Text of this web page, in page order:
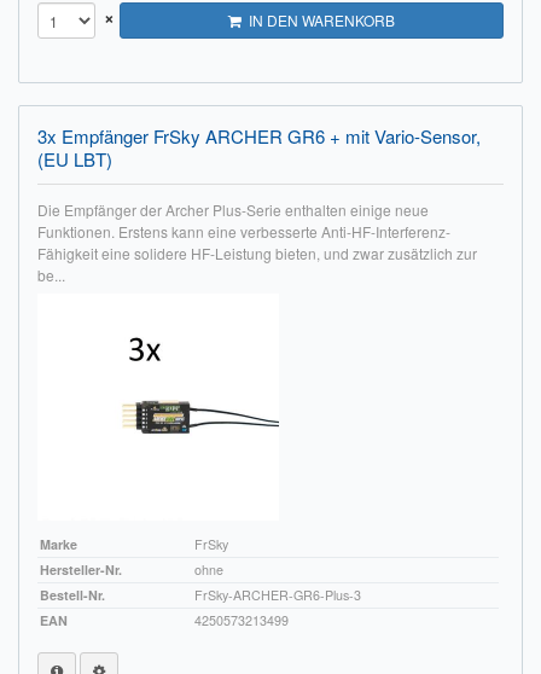
Impressum
FAQ
ÜBER UNS
Was wir bieten
Unsere Philosophie
MEIN KONTO
× IN DEN WARENKORB
3x Empfänger FrSky ARCHER GR6 + mit Vario-Sensor,
(EU LBT)
Die Empfänger der Archer Plus-Serie enthalten einige neue
Funktionen. Erstens kann eine verbesserte Anti-HF-Interferenz-
Fähigkeit eine solidere HF-Leistung bieten, und zwar zusätzlich zur
be...
Marke
FrSky
Hersteller-Nr.
ohne
Bestell-Nr.
FrSky-ARCHER-GR6-Plus-3
EAN
4250573213499